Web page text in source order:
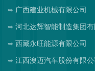
广西建业机械有限公司
河北达辉智能制造集团有
西藏永旺能源有限公司
江西澳迈汽车股份有限公